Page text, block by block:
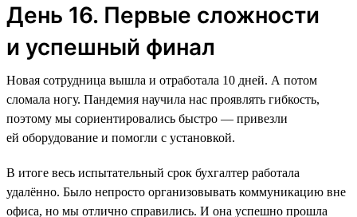
День 16. Первые сложности
и успешный финал
Новая сотрудница вышла и отработала 10 дней. А потом
сломала ногу. Пандемия научила нас проявлять гибкость,
поэтому мы сориентировались быстро — привезли
ей оборудование и помогли с установкой.
В итоге весь испытательный срок бухгалтер работала
удалённо. Было непросто организовывать коммуникацию вне
офиса, но мы отлично справились. И она успешно прошла